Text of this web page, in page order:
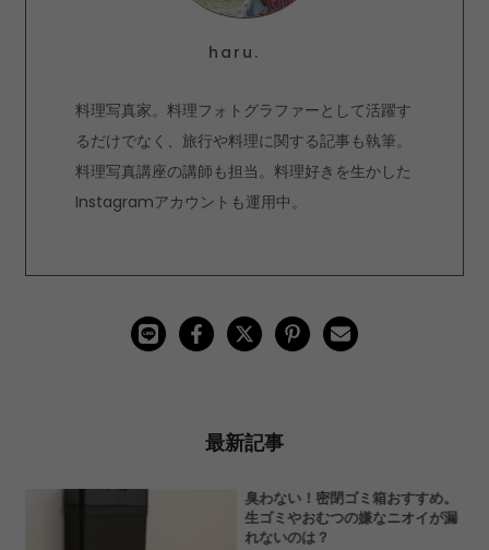
haru.
料理写真家。料理フォトグラファーとして活躍す
るだけでなく、旅行や料理に関する記事も執筆。
料理写真講座の講師も担当。料理好きを生かした
Instagramアカウントも運用中。
最新記事
臭わない！密閉ゴミ箱おすすめ。
生ゴミやおむつの嫌なニオイが漏
れないのは？